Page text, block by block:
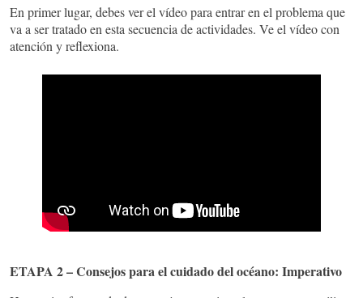
En primer lugar, debes ver el vídeo para entrar en el problema que
va a ser tratado en esta secuencia de actividades. Ve el vídeo con
atención y reflexiona.
ETAPA 2 – Consejos para el cuidado del océano: Imperativo